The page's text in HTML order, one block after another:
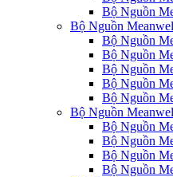
Bộ Nguồn
Bộ Nguồn
Bộ Nguồn
Bộ Nguồn
Bộ Nguồn
Bộ Nguồn
Bộ Nguồn
Bộ Nguồn
Bộ Nguồn
Bộ Nguồn
Bộ Nguồn
Bộ Nguồn